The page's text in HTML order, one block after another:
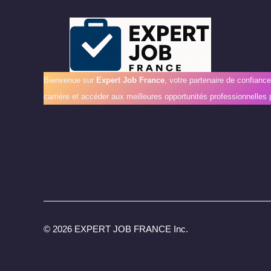
Bienvenue sur Expert Job France, votre partenaire de
carrière et accéder aux meilleures opportunités professionnelles
© 2026 EXPERT JOB FRANCE Inc.